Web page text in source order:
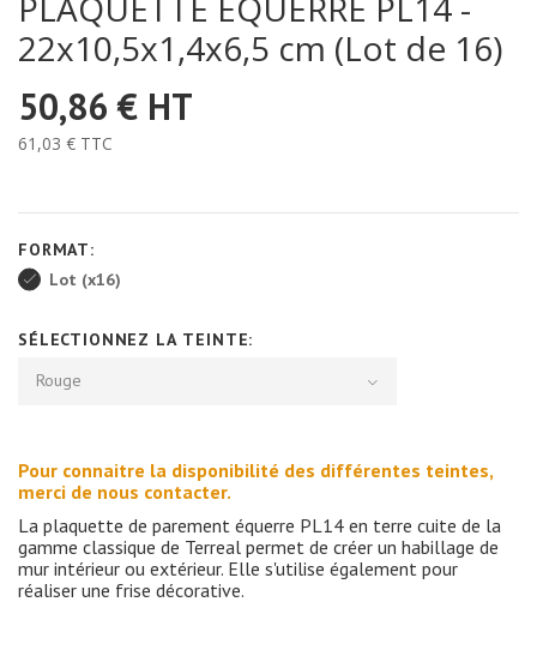
22x10,5x1,4x6,5 cm (Lot de 16)
50,86 € HT
61,03 € TTC
FORMAT:
Lot (x16)
SÉLECTIONNEZ LA TEINTE:
Rouge
Pour connaitre la disponibilité des différentes teintes,
merci de nous contacter.
La plaquette de parement équerre PL14 en terre cuite de la
gamme classique de Terreal permet de créer un habillage de
mur intérieur ou extérieur. Elle s'utilise également pour
réaliser une frise décorative.